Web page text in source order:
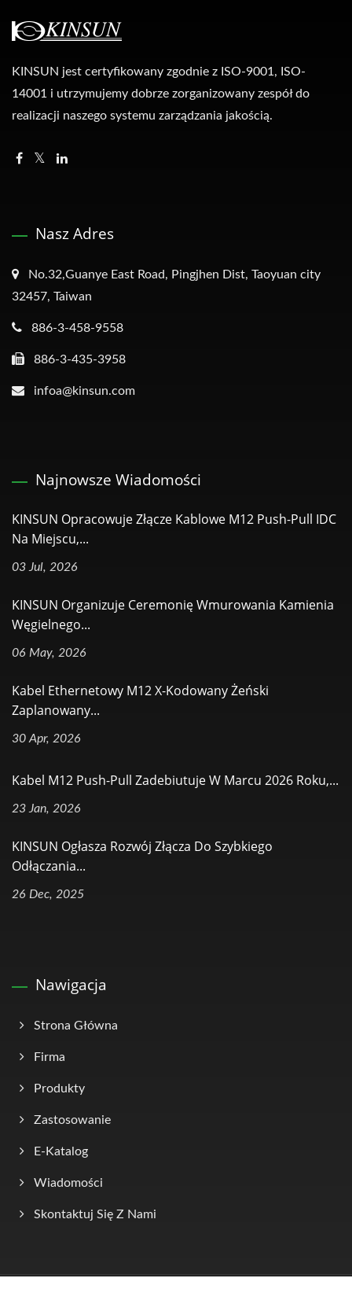
KINSUN jest certyfikowany zgodnie z ISO-9001, ISO-
14001 i utrzymujemy dobrze zorganizowany zespół do
realizacji naszego systemu zarządzania jakością.
Nasz Adres
No.32,Guanye East Road, Pingjhen Dist, Taoyuan city
32457, Taiwan
886-3-458-9558
886-3-435-3958
infoa@kinsun.com
Najnowsze Wiadomości
KINSUN Opracowuje Złącze Kablowe M12 Push-Pull IDC
Na Miejscu,...
03 Jul, 2026
KINSUN Organizuje Ceremonię Wmurowania Kamienia
Węgielnego...
06 May, 2026
Kabel Ethernetowy M12 X-Kodowany Żeński
Zaplanowany...
30 Apr, 2026
Kabel M12 Push-Pull Zadebiutuje W Marcu 2026 Roku,...
23 Jan, 2026
KINSUN Ogłasza Rozwój Złącza Do Szybkiego
Odłączania...
26 Dec, 2025
Nawigacja
Strona Główna
Firma
Produkty
Zastosowanie
E-Katalog
Wiadomości
Skontaktuj Się Z Nami